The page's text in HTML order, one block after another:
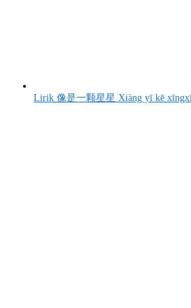
Lirik 像是一颗星星 Xiàng yī kē